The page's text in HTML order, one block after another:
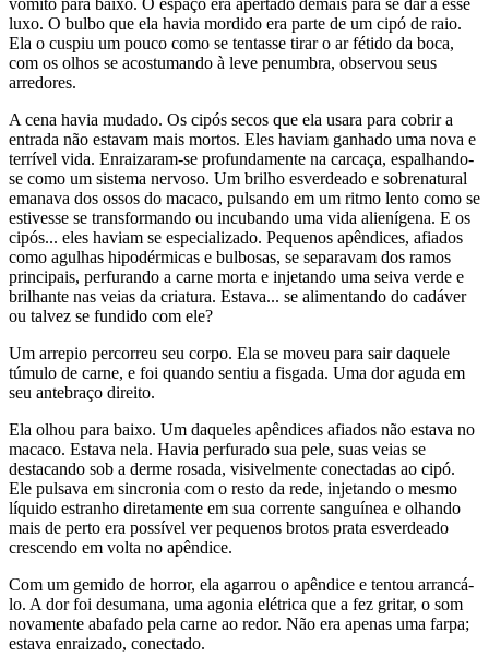
luxo. O bulbo que ela havia mordido era parte de um cipó de raio.
Ela o cuspiu um pouco como se tentasse tirar o ar fétido da boca,
com os olhos se acostumando à leve penumbra, observou seus
arredores.
A cena havia mudado. Os cipós secos que ela usara para cobrir a
entrada não estavam mais mortos. Eles haviam ganhado uma nova e
terrível vida. Enraizaram-se profundamente na carcaça, espalhando-
se como um sistema nervoso. Um brilho esverdeado e sobrenatural
emanava dos ossos do macaco, pulsando em um ritmo lento como se
estivesse se transformando ou incubando uma vida alienígena. E os
cipós... eles haviam se especializado. Pequenos apêndices, afiados
como agulhas hipodérmicas e bulbosas, se separavam dos ramos
principais, perfurando a carne morta e injetando uma seiva verde e
brilhante nas veias da criatura. Estava... se alimentando do cadáver
ou talvez se fundido com ele?
Um arrepio percorreu seu corpo. Ela se moveu para sair daquele
túmulo de carne, e foi quando sentiu a fisgada. Uma dor aguda em
seu antebraço direito.
Ela olhou para baixo. Um daqueles apêndices afiados não estava no
macaco. Estava nela. Havia perfurado sua pele, suas veias se
destacando sob a derme rosada, visivelmente conectadas ao cipó.
Ele pulsava em sincronia com o resto da rede, injetando o mesmo
líquido estranho diretamente em sua corrente sanguínea e olhando
mais de perto era possível ver pequenos brotos prata esverdeado
crescendo em volta no apêndice.
Com um gemido de horror, ela agarrou o apêndice e tentou arrancá-
lo. A dor foi desumana, uma agonia elétrica que a fez gritar, o som
novamente abafado pela carne ao redor. Não era apenas uma farpa;
estava enraizado, conectado.